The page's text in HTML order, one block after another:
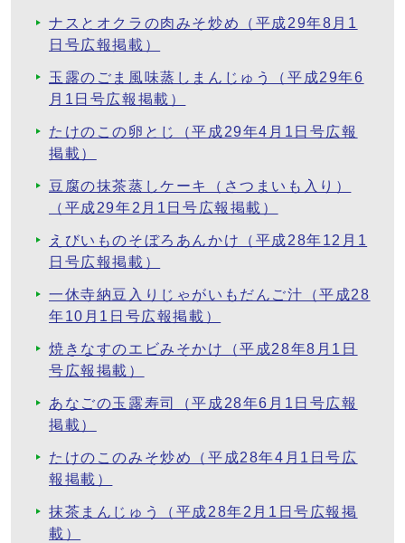
ナスとオクラの肉みそ炒め（平成29年8月1
日号広報掲載）
玉露のごま風味蒸しまんじゅう（平成29年6
月1日号広報掲載）
たけのこの卵とじ（平成29年4月1日号広報
掲載）
豆腐の抹茶蒸しケーキ（さつまいも入り）
（平成29年2月1日号広報掲載）
えびいものそぼろあんかけ（平成28年12月1
日号広報掲載）
一休寺納豆入りじゃがいもだんご汁（平成28
年10月1日号広報掲載）
焼きなすのエビみそかけ（平成28年8月1日
号広報掲載）
あなごの玉露寿司（平成28年6月1日号広報
掲載）
たけのこのみそ炒め（平成28年4月1日号広
報掲載）
抹茶まんじゅう（平成28年2月1日号広報掲
載）